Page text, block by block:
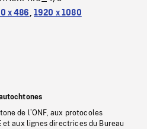
x 486, 1920 x 1080
de l’ONF, aux protocoles
et aux lignes directrices du Bureau